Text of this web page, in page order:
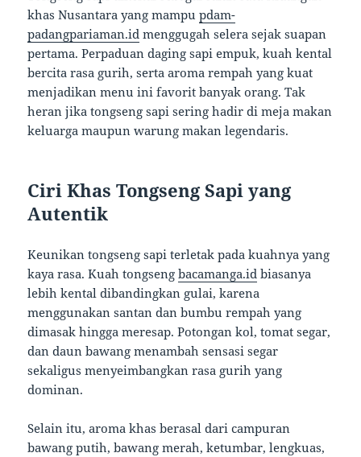
khas Nusantara yang mampupdam-
padangpariaman.id menggugah selera sejak suapan
pertama. Perpaduan daging sapi empuk, kuah kental
bercita rasa gurih, serta aroma rempah yang kuat
menjadikan menu ini favorit banyak orang. Tak
heran jika tongseng sapi sering hadir di meja makan
keluarga maupun warung makan legendaris.
Ciri Khas Tongseng Sapi yang
Autentik
Keunikan tongseng sapi terletak pada kuahnya yang
kaya rasa. Kuah tongsengbacamanga.id biasanya
lebih kental dibandingkan gulai, karena
menggunakan santan dan bumbu rempah yang
dimasak hingga meresap. Potongan kol, tomat segar,
dan daun bawang menambah sensasi segar
sekaligus menyeimbangkan rasa gurih yang
dominan.
Selain itu, aroma khas berasal dari campuran
bawang putih, bawang merah, ketumbar, lengkuas,